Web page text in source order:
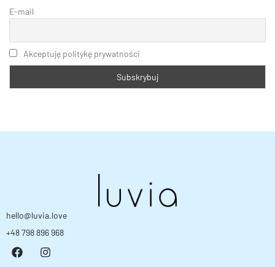
E-mail
Akceptuję politykę prywatności
hello@luvia.love
+48 798 896 968